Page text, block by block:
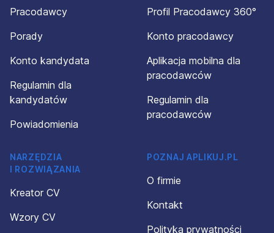
Pracodawcy
Porady
Konto kandydata
Regulamin dla
kandydatów
Powiadomienia
Profil Pracodawcy 360°
Konto pracodawcy
Aplikacja mobilna dla
pracodawców
Regulamin dla
pracodawców
NARZĘDZIA
I ROZWIĄZANIA
Kreator CV
Wzory CV
POZNAJ APLIKUJ.PL
O firmie
Kontakt
Polityka prywatności